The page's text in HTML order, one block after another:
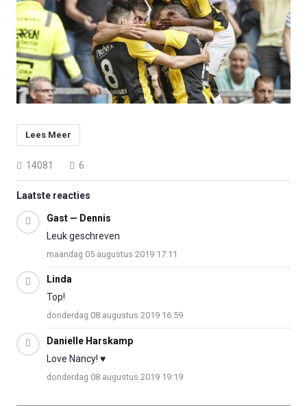
Lees Meer
14081 6
Laatste reacties
Gast — Dennis
Leuk geschreven
maandag 05 augustus 2019 17:11
Linda
Top!
donderdag 08 augustus 2019 16:59
Danielle Harskamp
Love Nancy! ♥
donderdag 08 augustus 2019 19:19